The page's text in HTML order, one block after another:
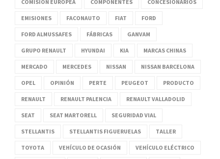
COMISIÓN EUROPEA COMPONENTES CONCESIONARIOS
EMISIONES FACONAUTO FIAT FORD
FORD ALMUSSAFES FÁBRICAS GANVAM
GRUPO RENAULT HYUNDAI KIA MARCAS CHINAS
MERCADO MERCEDES NISSAN NISSAN BARCELONA
OPEL OPINIÓN PERTE PEUGEOT PRODUCTO
RENAULT RENAULT PALENCIA RENAULT VALLADOLID
SEAT SEAT MARTORELL SEGURIDAD VIAL
STELLANTIS STELLANTIS FIGUERUELAS TALLER
TOYOTA VEHÍCULO DE OCASIÓN VEHÍCULO ELÉCTRICO